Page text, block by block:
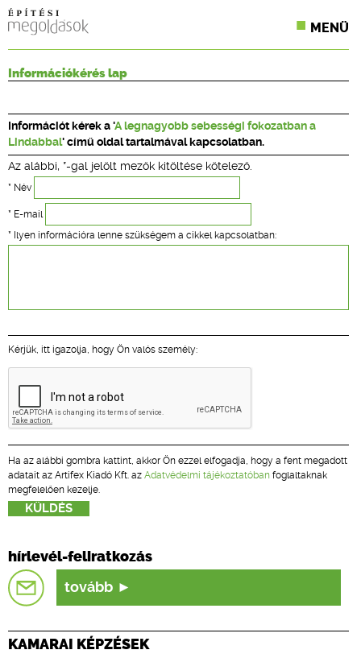
MENÜ
CPR TERMÉKKIÍRÁS
ÉPÍTÉSI JOG
ONLINE KÉPZÉSEK
TERVEZÉSI SEGÉDLETEK
Információkérés lap
Információt kérek a 'A legnagyobb sebességi fokozatban a
Lindabbal' című oldal tartalmával kapcsolatban.
Az alábbi, *-gal jelölt mezők kitöltése kötelező.
* Név
* E-mail
* Ilyen információra lenne szükségem a cikkel kapcsolatban:
Kérjük, itt igazolja, hogy Ön valós személy:
Ha az alábbi gombra kattint, akkor Ön ezzel elfogadja, hogy a fent megadott
adatait az Artifex Kiadó Kft. az Adatvédelmi tájékoztatóban foglaltaknak
megfelelően kezelje.
hírlevél-feliratkozás
tovább
KAMARAI KÉPZÉSEK